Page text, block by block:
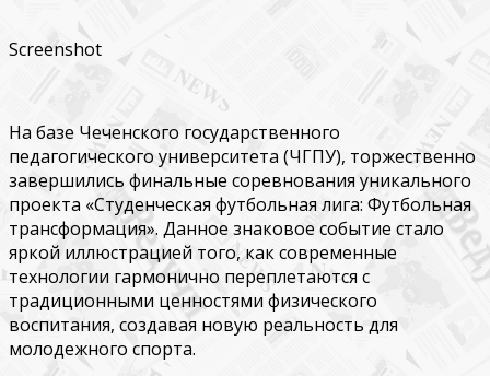
Screenshot
На базе Чеченского государственного
педагогического университета (ЧГПУ), торжественно
завершились финальные соревнования уникального
проекта «Студенческая футбольная лига: Футбольная
трансформация». Данное знаковое событие стало
яркой иллюстрацией того, как современные
технологии гармонично переплетаются с
традиционными ценностями физического
воспитания, создавая новую реальность для
молодежного спорта.